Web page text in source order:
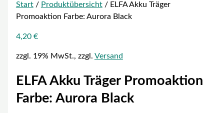
Start/ Produktübersicht/ ELFA Akku Träger
Promoaktion Farbe: Aurora Black
4,20 €
zzgl. 19% MwSt., zzgl. Versand
ELFA Akku Träger Promoaktion
Farbe: Aurora Black